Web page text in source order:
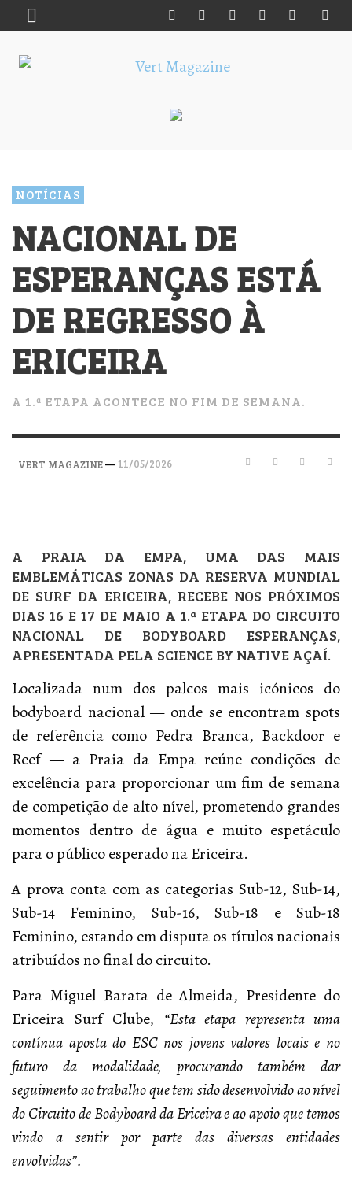
NOTÍCIAS
NACIONAL DE
ESPERANÇAS ESTÁ
DE REGRESSO À
ERICEIRA
A 1.ª ETAPA ACONTECE NO FIM DE SEMANA.
VERT MAGAZINE— 11/05/2026
A PRAIA DA EMPA, UMA DAS MAIS
EMBLEMÁTICAS ZONAS DA RESERVA MUNDIAL
DE SURF DA ERICEIRA, RECEBE NOS PRÓXIMOS
DIAS 16 E 17 DE MAIO A 1.ª ETAPA DO CIRCUITO
NACIONAL DE BODYBOARD ESPERANÇAS,
APRESENTADA PELA SCIENCE BY NATIVE AÇAÍ.
Localizada num dos palcos mais icónicos do
bodyboard nacional — onde se encontram spots
de referência como Pedra Branca, Backdoor e
Reef — a Praia da Empa reúne condições de
excelência para proporcionar um fim de semana
de competição de alto nível, prometendo grandes
momentos dentro de água e muito espetáculo
para o público esperado na Ericeira.
A prova conta com as categorias Sub-12, Sub-14,
Sub-14 Feminino, Sub-16, Sub-18 e Sub-18
Feminino, estando em disputa os títulos nacionais
atribuídos no final do circuito.
Para Miguel Barata de Almeida, Presidente do
Ericeira Surf Clube, “Esta etapa representa uma
contínua aposta do ESC nos jovens valores locais e no
futuro da modalidade, procurando também dar
seguimento ao trabalho que tem sido desenvolvido ao nível
do Circuito de Bodyboard da Ericeira e ao apoio que temos
vindo a sentir por parte das diversas entidades
envolvidas”.